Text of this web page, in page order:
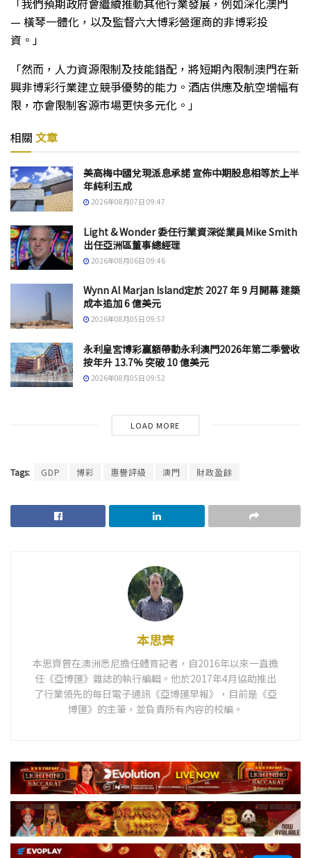
「我們預期政府會繼續推動其他行業發展，例如深化澳門
— 橫琴一體化，以及監督六大博彩營運商的非博彩投
資。」
「然而，人力資源限制及技能錯配，將短期內限制澳門在新
興非博彩行業建立競爭優勢的能力。酒店供應及航空增幅有
限，亦會限制客源市場更快多元化。」
相關 文章
美高梅中國兌現派息承諾 宣佈中期股息相等於上半
年純利五成
2026年08月07日 09:47
Light & Wonder 委任行業資深從業員Mike Smith
出任亞洲區董事總經理
2026年08月06日 09:46
Wynn Al Marjan Island定於 2027 年 9 月開幕 建築
成本追加 6 億美元
2026年08月05日 09:57
永利皇宮博彩贏額帶動永利澳門2026年第二季營收
按年升 13.7% 突破 10 億美元
2026年08月05日 09:52
LOAD MORE
Tags: GDP 博彩 惠譽評級 澳門 財政盈餘
本思齊
本思齊曾在澳洲悉尼擔任體育記者，自2016年以來一直擔
任《亞博匯》雜誌的執行編輯。他於2017年4月協助推出
了行業領先的每日電子通訊《亞博匯早報》，目前是《亞
博匯》的主筆，並負責所有內容的校編。